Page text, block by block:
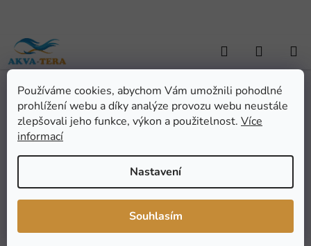
Používáme cookies, abychom Vám umožnili pohodlné
prohlížení webu a díky analýze provozu webu neustále
zlepšovali jeho funkce, výkon a použitelnost. Více
informací
Nastavení
Souhlasím
obsah
Hledat
KOŠÍK
Domů / TERARISTIKA / Technické vybavení / Osvětlení a vytápění
Topítka a kabely / Topítko Hygger HG031 10W
Topítko Hygger HG031
10W
hodnocení
Podrobnosti hodnocení
Značka:Hygger